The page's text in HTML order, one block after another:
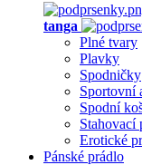
tanga
Plné tvary
Plavky
Spodničky
Sportovní
Spodní
Stahovací
Erotické
Pánské prádlo